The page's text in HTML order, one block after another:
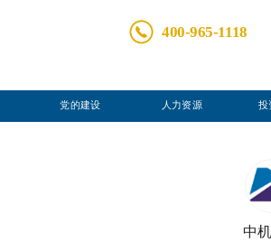
400-965-1118
党的建设 人力资源 投
中